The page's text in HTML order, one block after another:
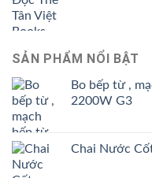
SẢN PHẨM NỔI BẬT
Bo bếp từ ,
2200W G3
Chai Nước